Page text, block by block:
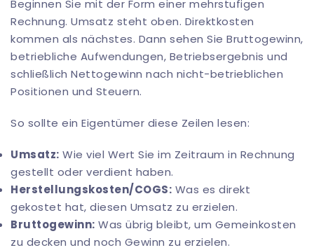
Beginnen Sie mit der Form einer mehrstufigen
Rechnung. Umsatz steht oben. Direktkosten
kommen als nächstes. Dann sehen Sie Bruttogewinn,
betriebliche Aufwendungen, Betriebsergebnis und
schließlich Nettogewinn nach nicht-betrieblichen
Positionen und Steuern.
So sollte ein Eigentümer diese Zeilen lesen:
Umsatz: Wie viel Wert Sie im Zeitraum in Rechnung
gestellt oder verdient haben.
Herstellungskosten/COGS: Was es direkt
gekostet hat, diesen Umsatz zu erzielen.
Bruttogewinn: Was übrig bleibt, um Gemeinkosten
zu decken und noch Gewinn zu erzielen.